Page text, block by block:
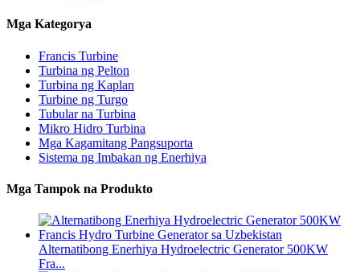
Mga Kategorya
Francis Turbine
Turbina ng Pelton
Turbina ng Kaplan
Turbine ng Turgo
Tubular na Turbina
Mikro Hidro Turbina
Mga Kagamitang Pangsuporta
Sistema ng Imbakan ng Enerhiya
Mga Tampok na Produkto
Alternatibong Enerhiya Hydroelectric Generator 500KW
Fra...